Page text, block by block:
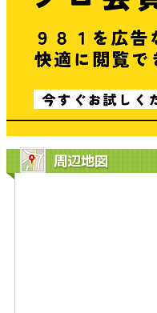
周辺地図